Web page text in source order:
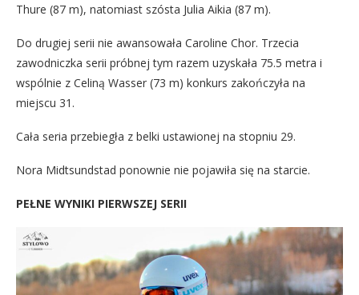
Thure (87 m), natomiast szósta Julia Aikia (87 m).
Do drugiej serii nie awansowała Caroline Chor. Trzecia
zawodniczka serii próbnej tym razem uzyskała 75.5 metra i
wspólnie z Celiną Wasser (73 m) konkurs zakończyła na
miejscu 31.
Cała seria przebiegła z belki ustawionej na stopniu 29.
Nora Midtsundstad ponownie nie pojawiła się na starcie.
PEŁNE WYNIKI PIERWSZEJ SERII